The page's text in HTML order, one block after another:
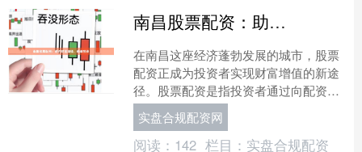
南昌股票配资：助你财富增值，稳健投资
在南昌这座经济蓬勃发展的城市，股票
配资正成为投资者实现财富增值的新途
径。股票配资是指投资者通过向配资公
司借入资金，以放大投资规模的一种方
式。 南昌股票配资公司众....
实盘合规配资网
阅读： 142 栏目： 实盘合规配资